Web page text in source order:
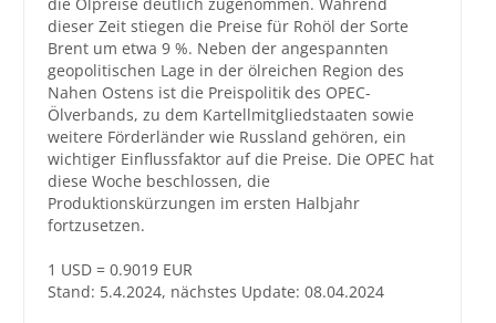
Shop
dieser Zeit stiegen die Preise für Rohöl der Sorte
Brent um etwa 9 %. Neben der angespannten
geopolitischen Lage in der ölreichen Region des
Nahen Ostens ist die Preispolitik des OPEC-
Ölverbands, zu dem Kartellmitgliedstaaten sowie
weitere Förderländer wie Russland gehören, ein
wichtiger Einflussfaktor auf die Preise. Die OPEC hat
diese Woche beschlossen, die
Produktionskürzungen im ersten Halbjahr
fortzusetzen.
1 USD = 0.9019 EUR
Stand: 5.4.2024, nächstes Update: 08.04.2024